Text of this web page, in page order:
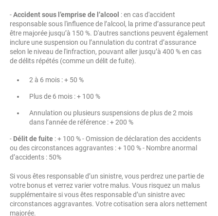
-Accident sous l’emprise de l’alcool : en cas d'accident
responsable sous l'influence de l’alcool, la prime d’assurance peut
être majorée jusqu’à 150 %. D'autres sanctions peuvent également
inclure une suspension ou l’annulation du contrat d’assurance
selon le niveau de l'infraction, pouvant aller jusqu’à 400 % en cas
de délits répétés (comme un délit de fuite).
2 à 6 mois : + 50 %
Plus de 6 mois : + 100 %
Annulation ou plusieurs suspensions de plus de 2 mois
dans l’année de référence : + 200 %
- Délit de fuite : + 100 % - Omission de déclaration des accidents
ou des circonstances aggravantes : + 100 % - Nombre anormal
d’accidents : 50%
Si vous êtes responsable d’un sinistre, vous perdrez une partie de
votre bonus et verrez varier votre malus. Vous risquez un malus
supplémentaire si vous êtes responsable d’un sinistre avec
circonstances aggravantes. Votre cotisation sera alors nettement
majorée.